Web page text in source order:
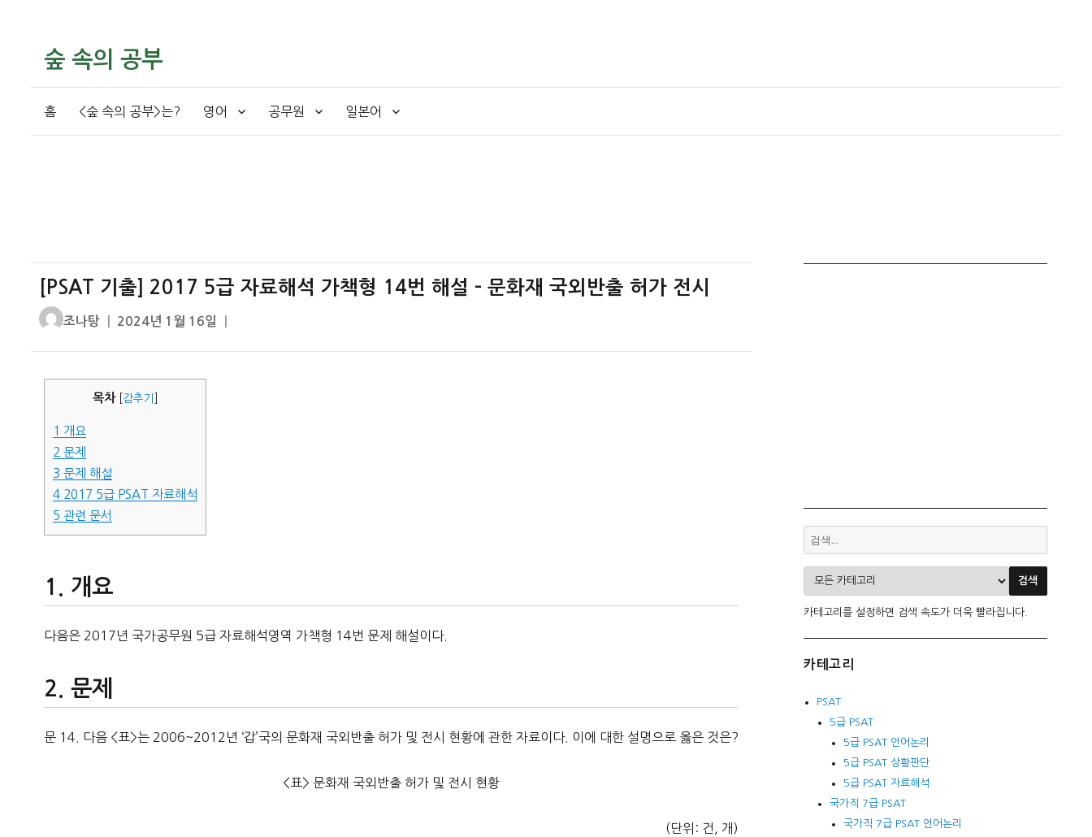
숲 속의 공부
홈 <숲 속의 공부>는? 영어 공무원 일본어
[PSAT 기출] 2017 5급 자료해석 가책형 14번 해설 – 문화재 국외반출 허가 전시
글
조나탕
작
자
2024년 1월 16일
목차 감추기
1 개요
2 문제
3 문제 해설
4 2017 5급 PSAT 자료해석
5 관련 문서
개요
다음은 2017년 국가공무원 5급 자료해석영역 가책형 14번 문제 해설이다.
문제
문 14. 다음 <표>는 2006~2012년 ‘갑’국의 문화재 국외반출 허가 및 전시 현황에 관한 자료이다. 이에 대한 설명으로 옳은 것은?
<표> 문화재 국외반출 허가 및 전시 현황
(단위: 건, 개)
카테고리를 설정하면 검색 속도가 더욱 빨라집니다.
카테고리
PSAT
5급 PSAT
5급 PSAT 언어논리
5급 PSAT 상황판단
5급 PSAT 자료해석
국가직 7급 PSAT
국가직 7급 PSAT 언어논리